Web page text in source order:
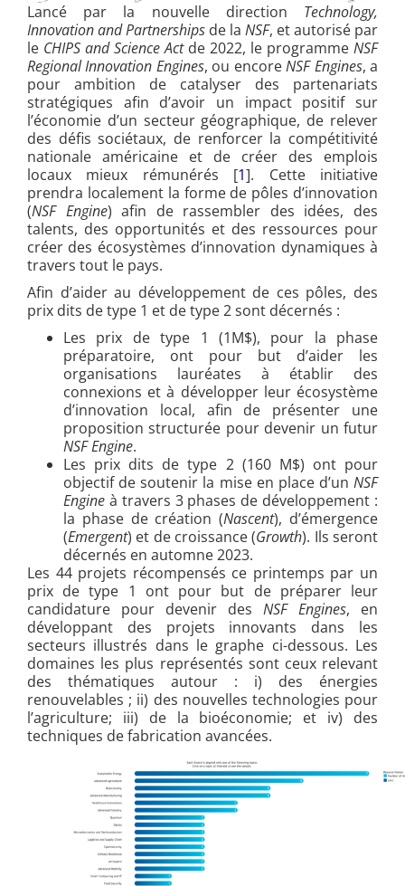
Lancé par la nouvelle direction Technology,
Innovation and Partnerships de la NSF, et autorisé par
le CHIPS and Science Act de 2022, le programme NSF
Regional Innovation Engines, ou encoreNSF Engines, a
pour ambition de catalyser des partenariats
stratégiques afin d’avoir un impact positif sur
l’économie d’un secteur géographique, de relever
des défis sociétaux, de renforcer la compétitivité
nationale américaine et de créer des emplois
locaux mieux rémunérés [1]. Cette initiative
prendra localement la forme de pôles d’innovation
(NSF Engine) afin de rassembler des idées, des
talents, des opportunités et des ressources pour
créer des écosystèmes d’innovation dynamiques à
travers tout le pays.
Afin d’aider au développement de ces pôles, des
prix dits de type 1 et de type 2 sont décernés :
Les prix de type 1 (1M$), pour la phase
préparatoire, ont pour but d’aider les
organisations lauréates à établir des
connexions et à développer leur écosystème
d’innovation local, afin de présenter une
proposition structurée pour devenir un futur
NSF Engine.
Les prix dits de type 2 (160 M$) ont pour
objectif de soutenir la mise en place d’un NSF
Engine à travers 3 phases de développement :
la phase de création (Nascent), d’émergence
(Emergent) et de croissance (Growth). Ils seront
décernés en automne 2023.
Les 44 projets récompensés ce printemps par un
prix de type 1 ont pour but de préparer leur
candidature pour devenir des NSF Engines, en
développant des projets innovants dans les
secteurs illustrés dans le graphe ci-dessous. Les
domaines les plus représentés sont ceux relevant
des thématiques autour : i) des énergies
renouvelables ; ii) des nouvelles technologies pour
l’agriculture; iii) de la bioéconomie; et iv) des
techniques de fabrication avancées.